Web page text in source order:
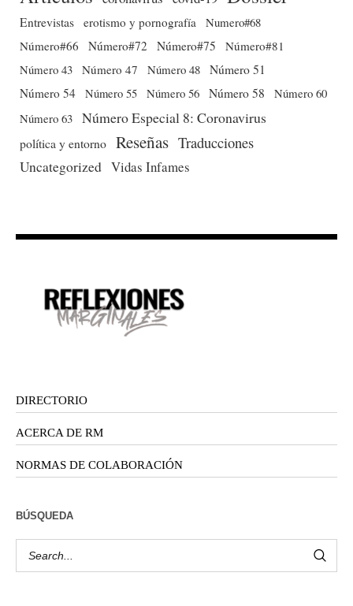
Entrevistas erotismo y pornografía
Numero#68
Número#66
Número#72 Número#75
Número#81
Número 43 Número 47 Número 48 Número 51
Número 54 Número 55 Número 56 Número 58
Número 60
Número 63 Número Especial 8: Coronavirus
política y entorno Reseñas Traducciones
Uncategorized Vidas Infames
DIRECTORIO
ACERCA DE RM
NORMAS DE COLABORACIÓN
BÚSQUEDA